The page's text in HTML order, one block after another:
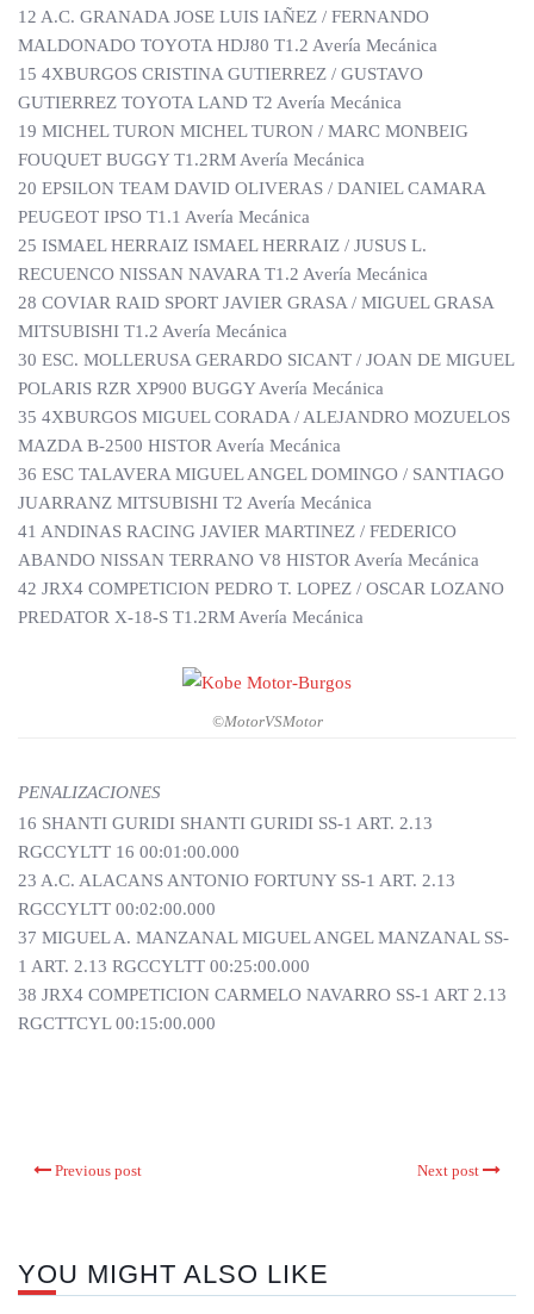
12 A.C. GRANADA JOSE LUIS IAÑEZ / FERNANDO
MALDONADO TOYOTA HDJ80 T1.2 Avería Mecánica
15 4XBURGOS CRISTINA GUTIERREZ / GUSTAVO
GUTIERREZ TOYOTA LAND T2 Avería Mecánica
19 MICHEL TURON MICHEL TURON / MARC MONBEIG
FOUQUET BUGGY T1.2RM Avería Mecánica
20 EPSILON TEAM DAVID OLIVERAS / DANIEL CAMARA
PEUGEOT IPSO T1.1 Avería Mecánica
25 ISMAEL HERRAIZ ISMAEL HERRAIZ / JUSUS L.
RECUENCO NISSAN NAVARA T1.2 Avería Mecánica
28 COVIAR RAID SPORT JAVIER GRASA / MIGUEL GRASA
MITSUBISHI T1.2 Avería Mecánica
30 ESC. MOLLERUSA GERARDO SICANT / JOAN DE MIGUEL
POLARIS RZR XP900 BUGGY Avería Mecánica
35 4XBURGOS MIGUEL CORADA / ALEJANDRO MOZUELOS
MAZDA B-2500 HISTOR Avería Mecánica
36 ESC TALAVERA MIGUEL ANGEL DOMINGO / SANTIAGO
JUARRANZ MITSUBISHI T2 Avería Mecánica
41 ANDINAS RACING JAVIER MARTINEZ / FEDERICO
ABANDO NISSAN TERRANO V8 HISTOR Avería Mecánica
42 JRX4 COMPETICION PEDRO T. LOPEZ / OSCAR LOZANO
PREDATOR X-18-S T1.2RM Avería Mecánica
©MotorVSMotor
PENALIZACIONES
16 SHANTI GURIDI SHANTI GURIDI SS-1 ART. 2.13
RGCCYLTT 16 00:01:00.000
23 A.C. ALACANS ANTONIO FORTUNY SS-1 ART. 2.13
RGCCYLTT 00:02:00.000
37 MIGUEL A. MANZANAL MIGUEL ANGEL MANZANAL SS-
1 ART. 2.13 RGCCYLTT 00:25:00.000
38 JRX4 COMPETICION CARMELO NAVARRO SS-1 ART 2.13
RGCTTCYL 00:15:00.000
Previous post Next post
YOU MIGHT ALSO LIKE